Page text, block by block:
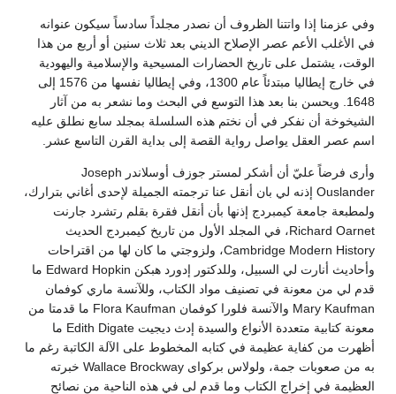
وفي عزمنا إذا واتتنا الظروف أن نصدر مجلداً سادساً سيكون عنوانه
في الأغلب الأعم عصر الإصلاح الديني بعد ثلاث سنين أو أربع من هذا
الوقت، يشتمل على تاريخ الحضارات المسيحية والإسلامية واليهودية
في خارج إيطاليا مبتدئاً عام 1300، وفي إيطاليا نفسها من 1576 إلى
1648. ويحسن بنا بعد هذا التوسع في البحث وما نشعر به من آثار
الشيخوخة أن نفكر في أن نختم هذه السلسلة بمجلد سابع نطلق عليه
اسم عصر العقل يواصل رواية القصة إلى بداية القرن التاسع عشر.
وأرى فرضاً عليّ أن أشكر لمستر جوزف أوسلاندر Joseph
Ouslander إذنه لي بان أنقل عنا ترجمته الجميلة لإحدى أغاني بترارك،
ولمطبعة جامعة كيمبردج إذنها بأن أنقل فقرة بقلم رتشرد جارنت
Richard Oarnet، في المجلد الأول من تاريخ كيمبردج الحديث
Cambridge Modern History، ولزوجتي ما كان لها من اقتراحات
وأحاديث أنارت لي السبيل، وللدكتور إدورد هبكن Edward Hopkin ما
قدم لي من معونة في تصنيف مواد الكتاب، وللآنسة ماري كوفمان
Mary Kaufman والآنسة فلورا كوفمان Flora Kaufman ما قدمتا من
معونة كتابية متعددة الأنواع والسيدة إدث ديجيت Edith Digate ما
أظهرت من كفاية عظيمة في كتابه المخطوط على الآلة الكاتبة رغم ما
به من صعوبات جمة، ولولاس بركواى Wallace Brockway خبرته
العظيمة في إخراج الكتاب وما قدم لى في هذه الناحية من نصائح